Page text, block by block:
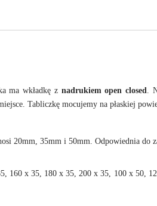
ma wkładkę z nadrukiem open closed.
Tabliczkę mocujemy na płaskiej
20mm, 35mm i 50mm. Odpowiednia do
160 x 35, 180 x 35, 200 x 35, 100 x 50,